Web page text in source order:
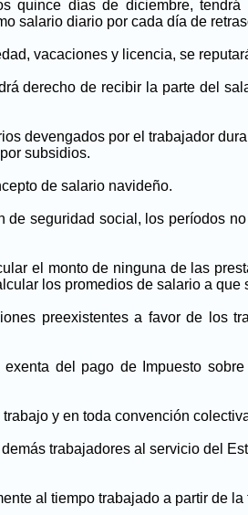
días de diciembre,
salario diario por cada día de
vacaciones y licencia, se
derecho de recibir la parte del
devengados por el trabajador
subsidios.
de salario navideño.
seguridad social, los períodos
el monto de ninguna de las
los promedios de salario a que
preexistentes a favor de los
del pago de Impuesto
y en toda convención
trabajadores al servicio del
al tiempo trabajado a partir de